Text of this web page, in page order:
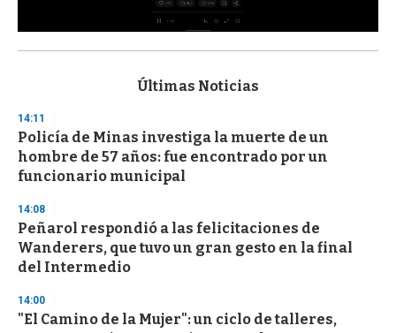
s
d
s
o
f
3
s
e
c
o
n
Últimas Noticias
14:11
Policía de Minas investiga la muerte de un
hombre de 57 años: fue encontrado por un
funcionario municipal
14:08
Peñarol respondió a las felicitaciones de
Wanderers, que tuvo un gran gesto en la final
del Intermedio
14:00
"El Camino de la Mujer": un ciclo de talleres,